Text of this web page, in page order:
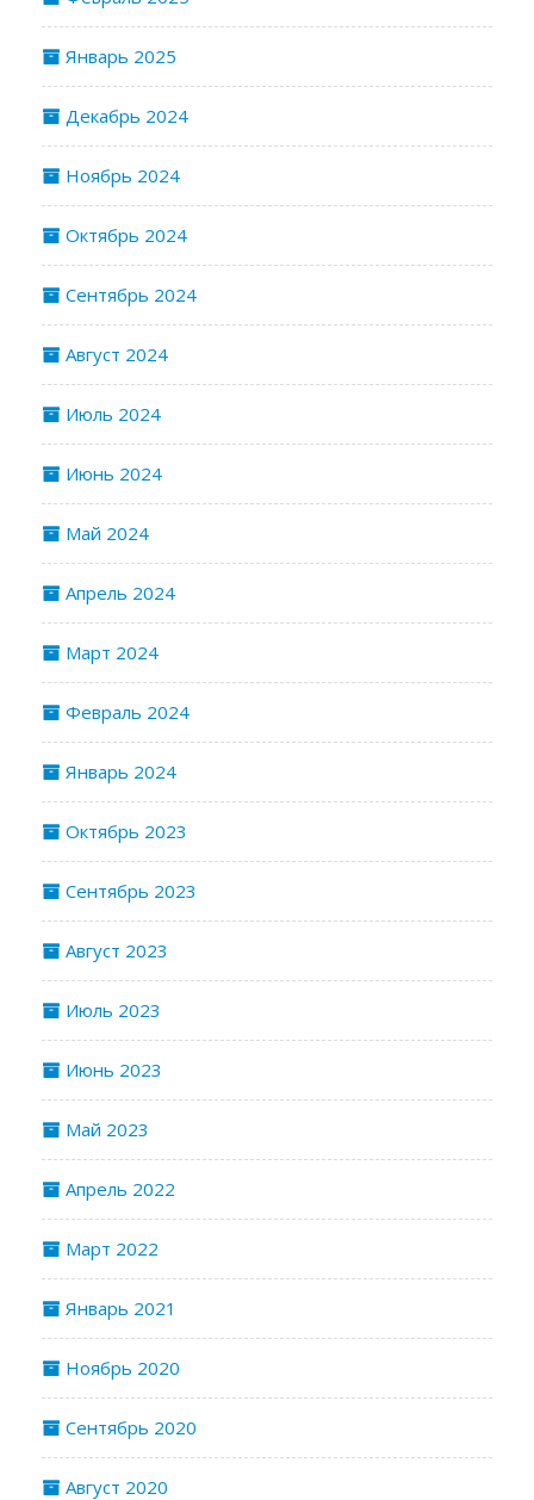
Январь 2025
Декабрь 2024
Ноябрь 2024
Октябрь 2024
Сентябрь 2024
Август 2024
Июль 2024
Июнь 2024
Май 2024
Апрель 2024
Март 2024
Февраль 2024
Январь 2024
Октябрь 2023
Сентябрь 2023
Август 2023
Июль 2023
Июнь 2023
Май 2023
Апрель 2022
Март 2022
Январь 2021
Ноябрь 2020
Сентябрь 2020
Август 2020